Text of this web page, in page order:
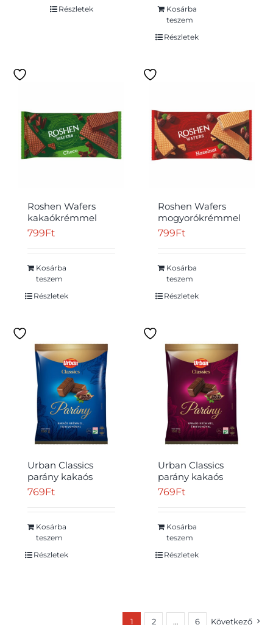
Részletek
Kosárba
teszem
Részletek
Roshen Wafers
kakaókrémmel
töltött ostya 216 g
799Ft
Kosárba
teszem
Részletek
Roshen Wafers
mogyorókrémmel
töltött ostya 216 g
799Ft
Kosárba
teszem
Részletek
Urban Classics
parány kakaós
krémmel,
769Ft
Kosárba
teszem
Részletek
Urban Classics
parány kakaós
krémmel,
769Ft
Kosárba
teszem
Részletek
1 2 … 6 Következő